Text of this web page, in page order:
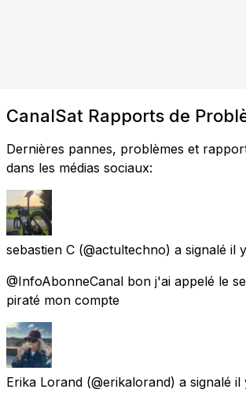
CanalSat Rapports de
Dernières pannes, problèmes et
dans les médias sociaux:
sebastien C (@actultechno) a signalé il
@InfoAbonneCanal bon j'ai appelé le
piraté mon compte
Erika Lorand (@erikalorand) a signalé il